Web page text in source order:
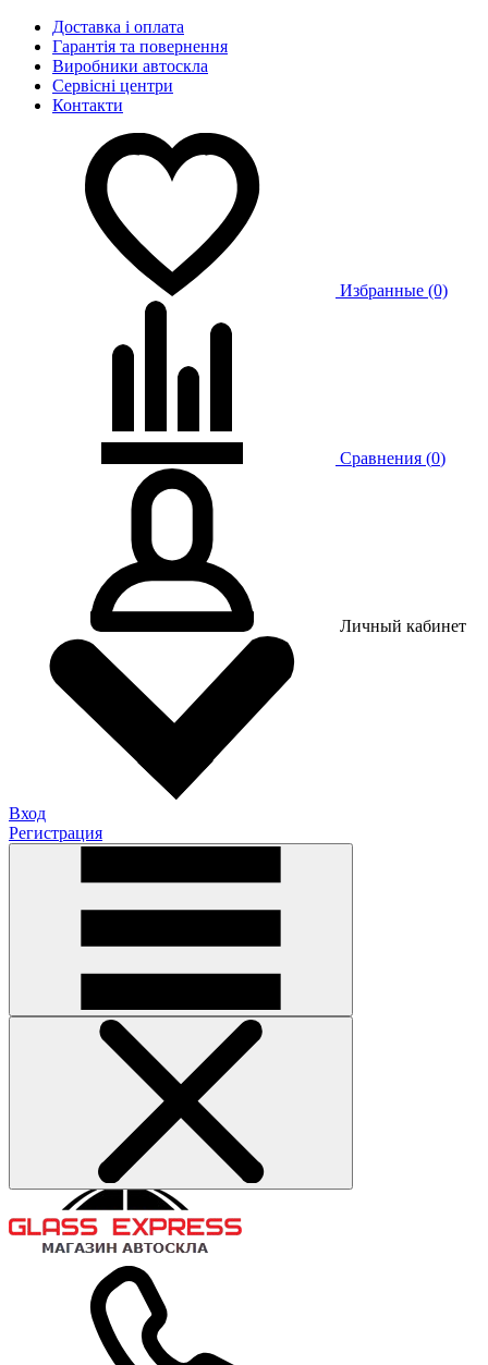
Доставка і оплата
Гарантія та повернення
Виробники автоскла
Сервісні центри
Контакти
Избранные (0)
Сравнения (0)
Личный кабинет
Вход
Регистрация